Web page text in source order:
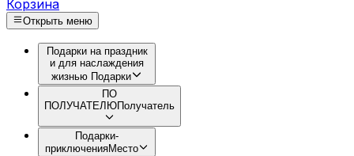
Корзина
Открыть меню
Подарки на праздник
и для наслаждения
жизнью Подарки
ПО
ПОЛУЧАТЕЛЮПолучатель
Подарки-
приключенияМесто